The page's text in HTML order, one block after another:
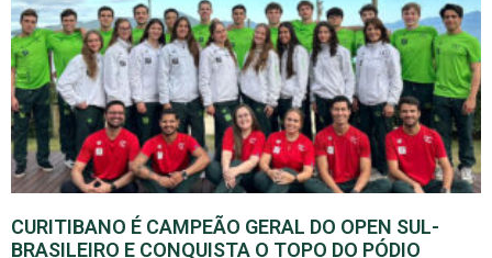
CURITIBANO É CAMPEÃO GERAL DO OPEN SUL-
BRASILEIRO E CONQUISTA O TOPO DO PÓDIO